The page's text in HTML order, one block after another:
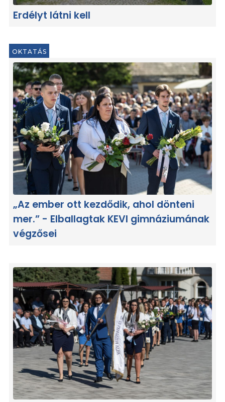
Erdélyt látni kell
OKTATÁS
„Az ember ott kezdődik, ahol dönteni
mer.” - Elballagtak KEVI gimnáziumának
végzősei